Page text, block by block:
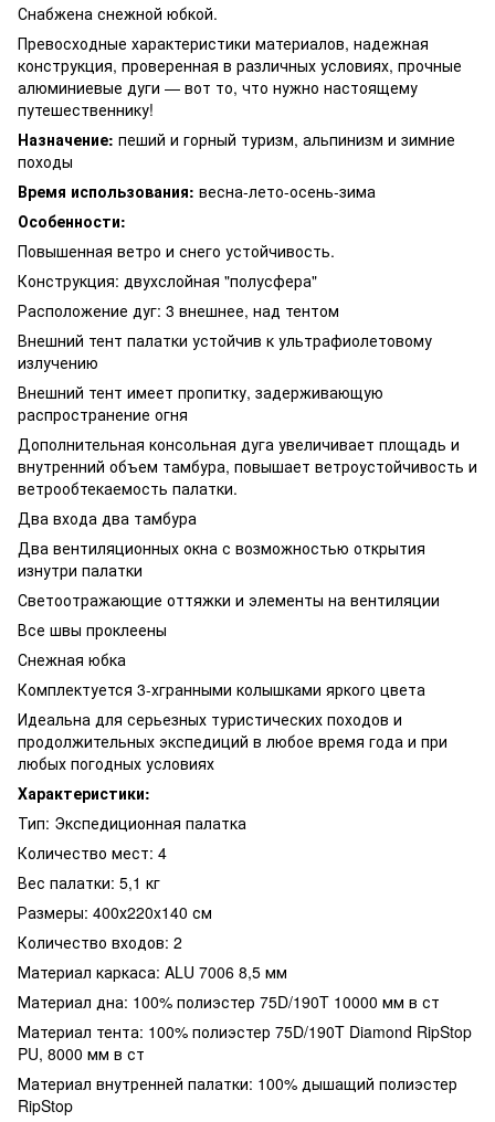
Снабжена снежной юбкой.
Превосходные характеристики материалов, надежная
конструкция, проверенная в различных условиях, прочные
алюминиевые дуги — вот то, что нужно настоящему
путешественнику!
Назначение: пеший и горный туризм, альпинизм и зимние
походы
Время использования: весна-лето-осень-зима
Особенности:
Повышенная ветро и снего устойчивость.
Конструкция: двухслойная "полусфера"
Расположение дуг: 3 внешнее, над тентом
Внешний тент палатки устойчив к ультрафиолетовому
излучению
Внешний тент имеет пропитку, задерживающую
распространение огня
Дополнительная консольная дуга увеличивает площадь и
внутренний объем тамбура, повышает ветроустойчивость и
ветрообтекаемость палатки.
Два входа два тамбура
Два вентиляционных окна с возможностью открытия
изнутри палатки
Светоотражающие оттяжки и элементы на вентиляции
Все швы проклеены
Снежная юбка
Комплектуется 3-хгранными колышками яркого цвета
Идеальна для серьезных туристических походов и
продолжительных экспедиций в любое время года и при
любых погодных условиях
Характеристики:
Тип: Экспедиционная палатка
Количество мест: 4
Вес палатки: 5,1 кг
Размеры: 400х220x140 см
Количество входов: 2
Материал каркаса: ALU 7006 8,5 мм
Материал дна: 100% полиэстер 75D/190T 10000 мм в ст
Материал тента: 100% полиэстер 75D/190T Diamond RipStop
PU, 8000 мм в ст
Материал внутренней палатки: 100% дышащий полиэстер
RipStop